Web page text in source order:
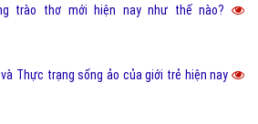
trào thơ mới hiện nay như thế nào?
Thực trạng sống ảo của giới trẻ hiện nay